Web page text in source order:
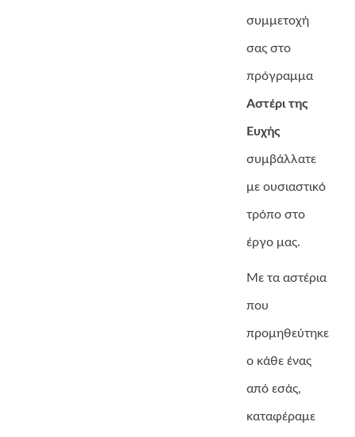
συμμετοχή
σας στο
πρόγραμμα
Αστέρι της
Ευχής
συμβάλλατε
με ουσιαστικό
τρόπο στο
έργο μας.
Με τα αστέρια
που
προμηθεύτηκε
ο κάθε ένας
από εσάς,
καταφέραμε